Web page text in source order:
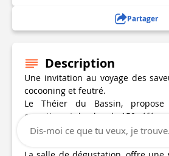
Partager
Description
Une invitation au voyage des
cocooning et feutré.
Le Théier du Bassin,
assortiment de plus de 150
et Rooibos, vendus en vrac et
Dis-moi ce que tu veux, je